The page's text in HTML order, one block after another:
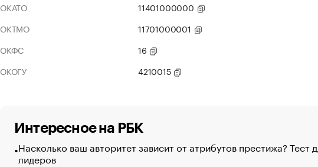
ОКАТО
11401000000
ОКТМО
11701000001
ОКФС
16
ОКОГУ
4210015
Интересное на РБК
Насколько ваш авторитет зависит от атрибутов престижа? Тест
лидеров